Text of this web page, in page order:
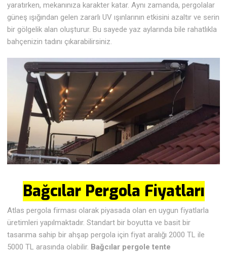
yaratırken, mekanınıza karakter katar. Aynı zamanda, pergolalar
güneş ışığından gelen zararlı UV ışınlarının etkisini azaltır ve serin
bir gölgelik alan oluşturur. Bu sayede yaz aylarında bile rahatlıkla
bahçenizin tadını çıkarabilirsiniz.
Bağcılar Pergola Fiyatları
Atlas pergola firması olarak piyasada olan en uygun fiyatlarla
üretimleri yapılmaktadır. Standart bir boyutta ve basit bir
tasarıma sahip bir ahşap pergola için fiyat aralığı 2000 TL ile
5000 TL arasında olabilir. Bağcılar pergole tente